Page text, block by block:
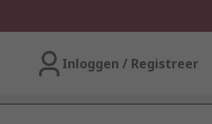
Inloggen / Registreer